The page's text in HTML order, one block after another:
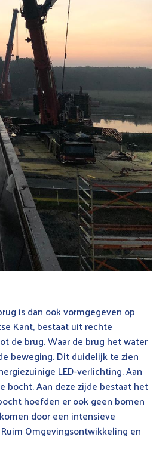
is dan ook vormgegeven op
Kant, bestaat uit rechte
de brug. Waar de brug het water
beweging. Dit duidelijk te zien
LED-verlichting. Aan
bocht. Aan deze zijde bestaat het
hoefden er ook geen bomen
door een intensieve
Omgevingsontwikkeling en